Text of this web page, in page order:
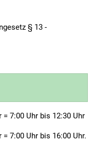
§ 13 -
7:00 Uhr bis 12:30 Uhr
7:00 Uhr bis 16:00 Uhr.